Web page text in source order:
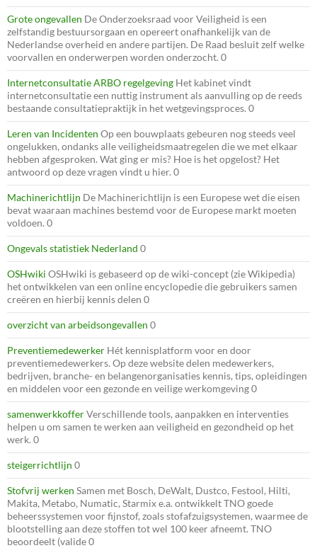
Grote ongevallen De Onderzoeksraad voor Veiligheid is een
zelfstandig bestuursorgaan en opereert onafhankelijk van de
Nederlandse overheid en andere partijen. De Raad besluit zelf welke
voorvallen en onderwerpen worden onderzocht. 0
Internetconsultatie ARBO regelgeving Het kabinet vindt
internetconsultatie een nuttig instrument als aanvulling op de reeds
bestaande consultatiepraktijk in het wetgevingsproces. 0
Leren van Incidenten Op een bouwplaats gebeuren nog steeds veel
ongelukken, ondanks alle veiligheidsmaatregelen die we met elkaar
hebben afgesproken. Wat ging er mis? Hoe is het opgelost? Het
antwoord op deze vragen vindt u hier. 0
Machinerichtlijn De Machinerichtlijn is een Europese wet die eisen
bevat waaraan machines bestemd voor de Europese markt moeten
voldoen. 0
Ongevals statistiek Nederland 0
OSHwiki OSHwiki is gebaseerd op de wiki-concept (zie Wikipedia)
het ontwikkelen van een online encyclopedie die gebruikers samen
creëren en hierbij kennis delen 0
overzicht van arbeidsongevallen 0
Preventiemedewerker Hét kennisplatform voor en door
preventiemedewerkers. Op deze website delen medewerkers,
bedrijven, branche- en belangenorganisaties kennis, tips, opleidingen
en middelen voor een gezonde en veilige werkomgeving 0
samenwerkkofferVerschillende tools, aanpakken en interventies
helpen u om samen te werken aan veiligheid en gezondheid op het
werk. 0
steigerrichtlijn 0
Stofvrij werken Samen met Bosch, DeWalt, Dustco, Festool, Hilti,
Makita, Metabo, Numatic, Starmix e.a. ontwikkelt TNO goede
beheerssystemen voor fijnstof, zoals stofafzuigsystemen, waarmee de
blootstelling aan deze stoffen tot wel 100 keer afneemt. TNO
beoordeelt (valide 0